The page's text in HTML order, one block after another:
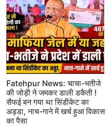
Fatehpur News: चाचा-भतीजे
की जोड़ी ने जमकर डाली डकैती !
सैफई बन गया था सिंडीकेट का
अड्डा, नाच-गाने में खर्च हुआ विकास
का पैसा